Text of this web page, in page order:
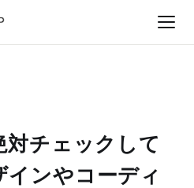
対チェックして
ンやコーディ